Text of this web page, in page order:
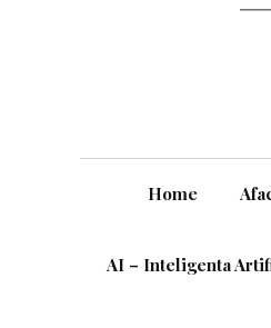
Home
AI – Inteligenta